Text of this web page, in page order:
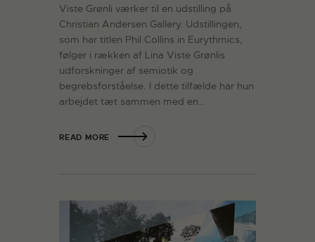
Viste Grønli værker til en udstilling på
Christian Andersen Gallery. Udstillingen,
som har titlen Phil Collins in Eurythmics,
følger i rækken af Lina Viste Grønlis
udforskninger af semiotik og
begrebsforståelse. I dette tilfælde har hun
arbejdet tæt sammen med en…
READ MORE